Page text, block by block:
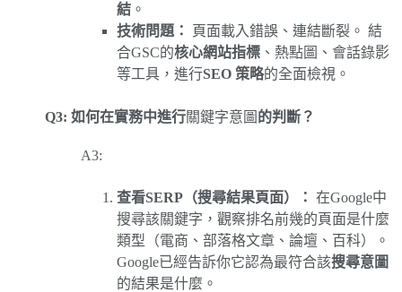
結 。
技術問題：
頁面載入錯誤、連結斷裂。 結
合GSC的核心網站指標 、熱點圖、會話錄影
等工具，進行SEO 策略的全面檢視。
Q3: 如何在實務中進行關鍵字意圖 的判斷？
A3:
查看SERP（搜尋結果頁面）： 在Google中
搜尋該關鍵字，觀察排名前幾的頁面是什麼
類型（電商、部落格文章、論壇、百科）。
Google已經告訴你它認為最符合該搜尋意圖
的結果是什麼。